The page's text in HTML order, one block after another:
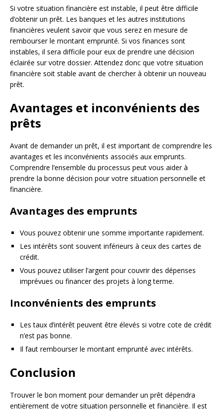
Si votre situation financière est instable, il peut être difficile
d’obtenir un prêt. Les banques et les autres institutions
financières veulent savoir que vous serez en mesure de
rembourser le montant emprunté. Si vos finances sont
instables, il sera difficile pour eux de prendre une décision
éclairée sur votre dossier. Attendez donc que votre situation
financière soit stable avant de chercher à obtenir un nouveau
prêt.
Avantages et inconvénients des
prêts
Avant de demander un prêt, il est important de comprendre les
avantages et les inconvénients associés aux emprunts.
Comprendre l’ensemble du processus peut vous aider à
prendre la bonne décision pour votre situation personnelle et
financière.
Avantages des emprunts
Vous pouvez obtenir une somme importante rapidement.
Les intérêts sont souvent inférieurs à ceux des cartes de
crédit.
Vous pouvez utiliser l’argent pour couvrir des dépenses
imprévues ou financer des projets à long terme.
Inconvénients des emprunts
Les taux d’intérêt peuvent être élevés si votre cote de crédit
n’est pas bonne.
Il faut rembourser le montant emprunté avec intérêts.
Conclusion
Trouver le bon moment pour demander un prêt dépendra
entièrement de votre situation personnelle et financière. Il est